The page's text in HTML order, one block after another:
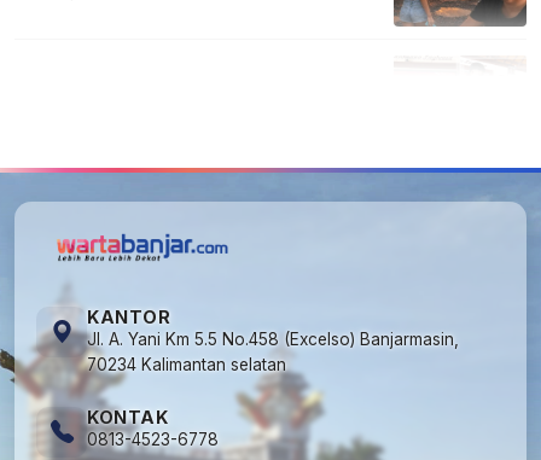
KANTOR
Jl. A. Yani Km 5.5 No.458 (Excelso) Banjarmasin,
70234 Kalimantan selatan
KONTAK
0813-4523-6778